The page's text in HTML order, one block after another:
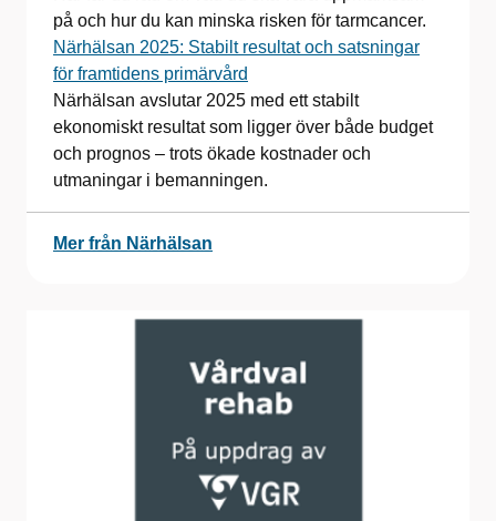
på och hur du kan minska risken för tarmcancer.
Närhälsan 2025: Stabilt resultat och satsningar
för framtidens primärvård
Närhälsan avslutar 2025 med ett stabilt
ekonomiskt resultat som ligger över både budget
och prognos – trots ökade kostnader och
utmaningar i bemanningen.
Mer från Närhälsan